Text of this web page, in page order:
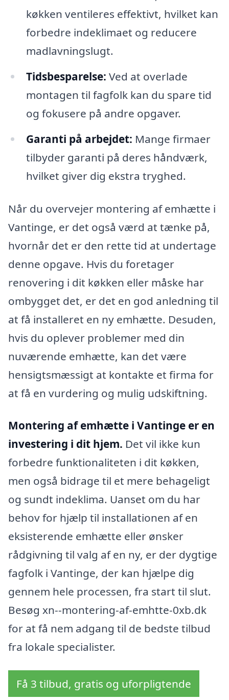
køkken ventileres effektivt, hvilket kan
forbedre indeklimaet og reducere
madlavningslugt.
Tidsbesparelse: Ved at overlade
montagen til fagfolk kan du spare tid
og fokusere på andre opgaver.
Garanti på arbejdet: Mange firmaer
tilbyder garanti på deres håndværk,
hvilket giver dig ekstra tryghed.
Når du overvejer montering af emhætte i
Vantinge, er det også værd at tænke på,
hvornår det er den rette tid at undertage
denne opgave. Hvis du foretager
renovering i dit køkken eller måske har
ombygget det, er det en god anledning til
at få installeret en ny emhætte. Desuden,
hvis du oplever problemer med din
nuværende emhætte, kan det være
hensigtsmæssigt at kontakte et firma for
at få en vurdering og mulig udskiftning.
Montering af emhætte i Vantinge er en
investering i dit hjem. Det vil ikke kun
forbedre funktionaliteten i dit køkken,
men også bidrage til et mere behageligt
og sundt indeklima. Uanset om du har
behov for hjælp til installationen af en
eksisterende emhætte eller ønsker
rådgivning til valg af en ny, er der dygtige
fagfolk i Vantinge, der kan hjælpe dig
gennem hele processen, fra start til slut.
Besøg xn--montering-af-emhtte-0xb.dk
for at få nem adgang til de bedste tilbud
fra lokale specialister.
Få 3 tilbud, gratis og uforpligtende